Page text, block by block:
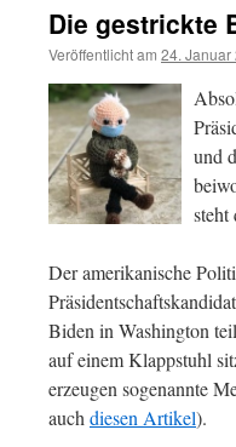
Die gestrickte
Veröffentlicht am 24. Januar
und
Der amerikanische
Biden in Washington
auf einem Klappstuhl
erzeugen sogenannte
auch diesen Artikel).